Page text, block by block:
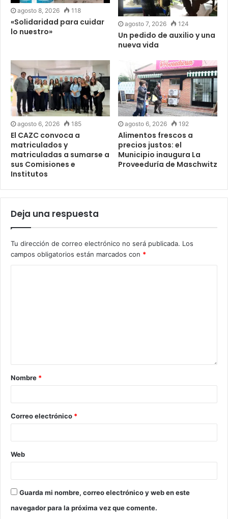
agosto 8, 2026 118
«Solidaridad para cuidar
lo nuestro»
agosto 7, 2026 124
Un pedido de auxilio y una
nueva vida
agosto 6, 2026 185
El CAZC convoca a
matriculados y
matriculadas a sumarse a
sus Comisiones e
Institutos
agosto 6, 2026 192
Alimentos frescos a
precios justos: el
Municipio inaugura La
Proveeduría de Maschwitz
Deja una respuesta
Tu dirección de correo electrónico no será publicada. Los
campos obligatorios están marcados con *
Nombre *
Correo electrónico *
Web
Guarda mi nombre, correo electrónico y web en este
navegador para la próxima vez que comente.